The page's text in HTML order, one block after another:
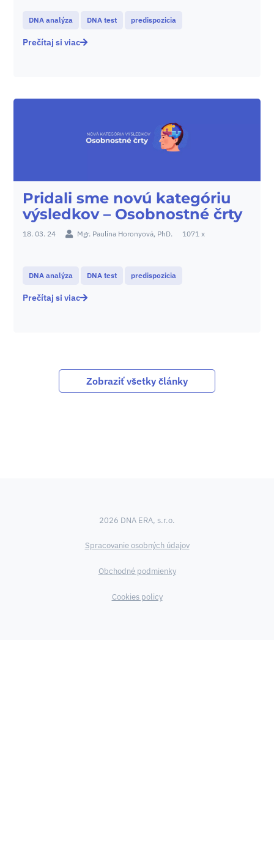
DNA analýza DNA test predispozicia
Prečítaj si viac
Pridali sme novú kategóriu
výsledkov – Osobnostné črty
18. 03. 24 Mgr. Paulína Horonyová, PhD. 1071 x
DNA analýza DNA test predispozicia
Prečítaj si viac
Zobraziť všetky články
2026 DNA ERA, s.r.o.
Spracovanie osobných údajov
Obchodné podmienky
Cookies policy